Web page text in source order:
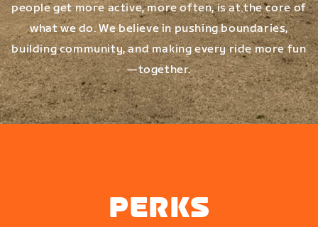
people get more active, more often, is at the core of
what we do. We believe in pushing boundaries,
building community, and making every ride more fun
—together.
PERKS